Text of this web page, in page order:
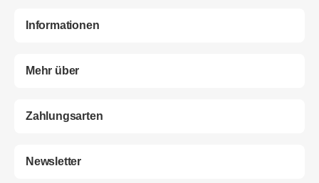
Informationen
Mehr über
Zahlungsarten
Newsletter